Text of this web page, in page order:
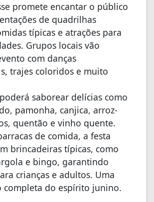
promete encantar o público
de quadrilhas
típicas e atrações para
Grupos locais vão
com danças
trajes coloridos e muito
saborear delícias como
pamonha, canjica, arroz-
quentão e vinho quente.
de comida, a festa
brincadeiras típicas, como
e bingo, garantindo
crianças e adultos. Uma
completa do espírito junino.